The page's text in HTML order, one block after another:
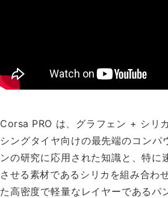
Corsa PRO は、グラフェン + シリ
シングタイヤ向けの最先端のコン
ンの研究に応用された知識と、特
させる素材であるシリカを組み合わ
た高密度で軽量なレイヤーであるパ